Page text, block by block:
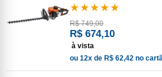
★★★★★
R$ 749,00
R$ 674,10
à vista
ou 12x de R$ 62,42 no